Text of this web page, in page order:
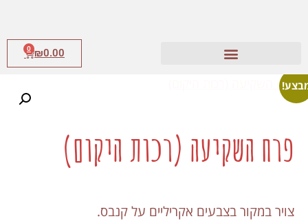
₪0.00
0
פרח השקיעה (רכות היקום)
צויר במקור בצבעים אקריליים על קנבס.